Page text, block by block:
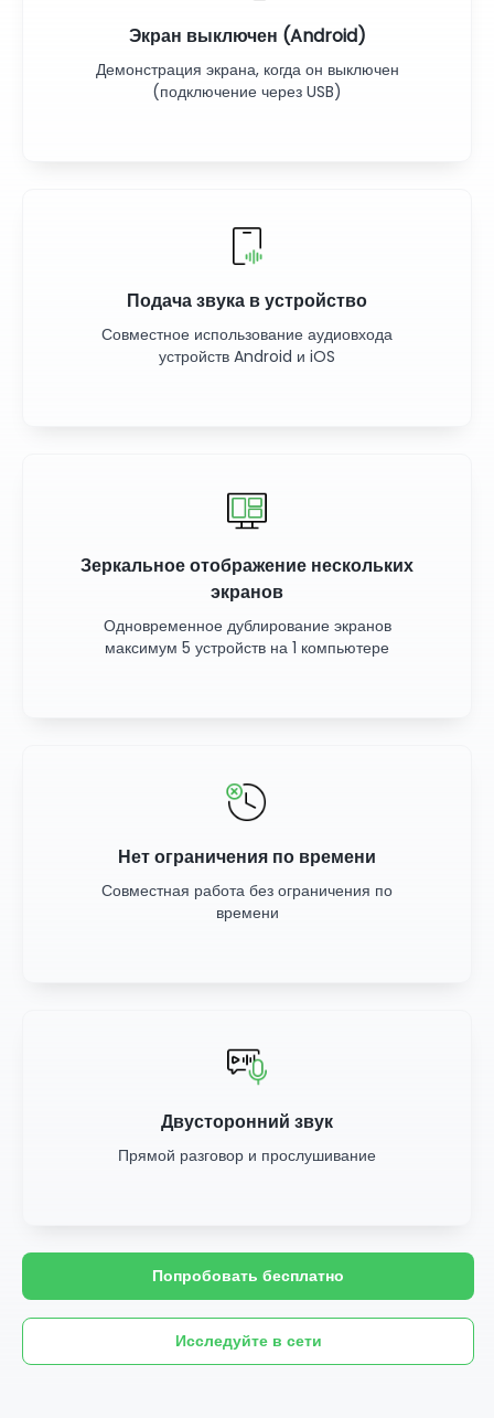
Экран выключен (Android)
Демонстрация экрана, когда он выключен
(подключение через USB)
Подача звука в устройство
Совместное использование аудиовхода
устройств Android и iOS
Зеркальное отображение нескольких
экранов
Одновременное дублирование экранов
максимум 5 устройств на 1 компьютере
Нет ограничения по времени
Совместная работа без ограничения по
времени
Двусторонний звук
Прямой разговор и прослушивание
Попробовать бесплатно
Исследуйте в сети